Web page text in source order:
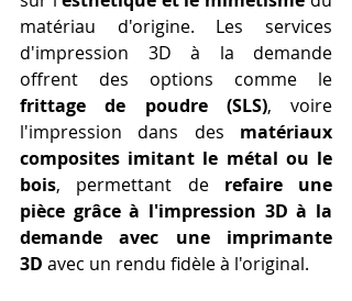
matériau d'origine. Les services
d'impression 3D à la demande
frittage de poudre (SLS), voire
l'impression dans des matériaux
composites imitant le métal ou le
bois, permettant de refaire une
pièce grâce à l'impression 3D à la
demande avec une imprimante
3D avec un rendu fidèle à l'original.